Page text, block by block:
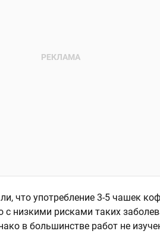
что употребление 3-5 чашек
с низкими рисками таких
в большинстве работ не